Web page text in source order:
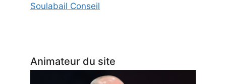
Soulabail Conseil
Animateur du site